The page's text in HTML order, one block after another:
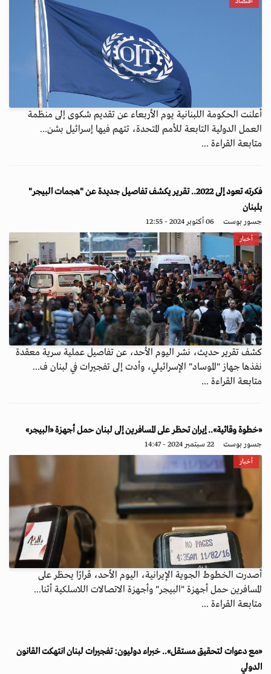
أعلنت الحكومة اللبنانية يوم الأربعاء عن تقديم شكوى إلى منظمة
العمل الدولية التابعة للأمم المتحدة، تتهم فيها إسرائيل بشن...
متابعة القراءة ...
فكرته تعود إلى 2022.. تقرير يكشف تفاصيل جديدة عن "هجمات البيجر"
بلبنان
جسور بوست 06 أكتوبر 2024 - 12:55
أخبار
كشف تقرير حديث، نشر اليوم الأحد، عن تفاصيل عملية سرية معقدة
نفذها جهاز "الموساد" الإسرائيلي، وأدت إلى تفجيرات في لبنان ف...
متابعة القراءة ...
«خطوة وقائية».. إيران تحظر على المسافرين إلى لبنان حمل أجهزة «البيجر»
جسور بوست 22 سبتمبر 2024 - 14:47
أخبار
أصدرت الخطوط الجوية الإيرانية، اليوم الأحد، قرارًا يحظر على
المسافرين حمل أجهزة "البيجر" وأجهزة الاتصالات اللاسلكية أثنا...
متابعة القراءة ...
«مع دعوات لتحقيق مستقل».. خبراء دوليون: تفجيرات لبنان انتهكت القانون
الدولي